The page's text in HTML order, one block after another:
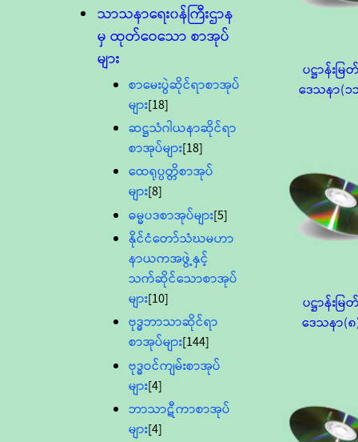
သာသနာရေး၀န်ကြီးဌာန
မှ ထုတ်ဝေသော စာအုပ်
များ
စာမေးပွဲဆိုင်ရာစာအုပ်
များ[18]
ဆဋ္ဌသံဂါယနာဆိုင်ရာ
စာအုပ်များ[18]
ထေရုပ္ပတ္တိစာအုပ်
များ[8]
ဓမ္မပဒစာအုပ်များ[5]
နိုင်ငံတော်သံဃမဟာ
နာယကအဖွဲ့နှင့်
သက်ဆိုင်သောစာအုပ်
များ[10]
ဗုဒ္ဓဘာသာဆိုင်ရာ
စာအုပ်များ[144]
ဗုဒ္ဓဝင်ကျမ်းစာအုပ်
များ[4]
ဘာသာဋီကာစာအုပ်
များ[4]
ပဋ္ဌာန်းမြ
ဒေသနာ(၁
ပဋ္ဌာန်းမြ
ဒေသနာ(